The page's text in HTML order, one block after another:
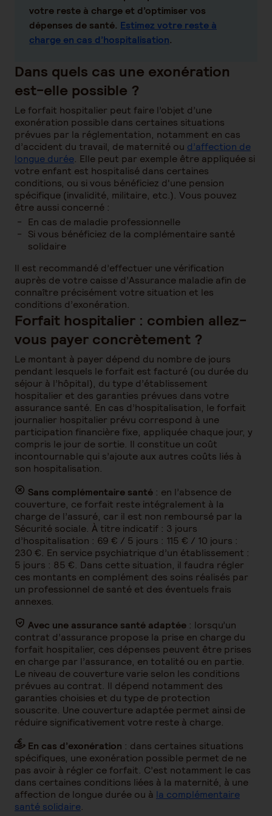
votre reste à charge et d’optimiser vos
dépenses de santé. Estimez votre reste à
charge en cas d’hospitalisation.
Dans quels cas une exonération
est-elle possible ?
Le forfait hospitalier peut faire l’objet d’une
exonération possible dans certaines situations
prévues par la réglementation, notamment en cas
d’accident du travail, de maternité ou d’affection de
longue durée. Elle peut par exemple être appliquée si
votre enfant est hospitalisé dans certaines
conditions, ou si vous bénéficiez d'une pension
spécifique (invalidité, militaire, etc.). Vous pouvez
être aussi concerné :
En cas de maladie professionnelle
Si vous bénéficiez de la complémentaire santé
solidaire
Il est recommandé d’effectuer une vérification
auprès de votre caisse d’Assurance maladie afin de
connaître précisément votre situation et les
conditions d’exonération.
Forfait hospitalier : combien allez-
vous payer concrètement ?
Le montant à payer dépend du nombre de jours
pendant lesquels le forfait est facturé (ou durée du
séjour à l’hôpital), du type d’établissement
hospitalier et des garanties prévues dans votre
assurance santé. En cas d’hospitalisation, le forfait
journalier hospitalier prévu correspond à une
participation financière fixe, appliquée chaque jour, y
compris le jour de sortie. Il constitue un coût
incontournable qui s’ajoute aux autres coûts liés à
son hospitalisation.
Sans complémentaire santé : en l’absence de
couverture, ce forfait reste intégralement à la
charge de l’assuré, car il est non remboursé par la
Sécurité sociale. À titre indicatif : 3 jours
d’hospitalisation : 69 € / 5 jours : 115 € / 10 jours :
230 €. En service psychiatrique d’un établissement :
5 jours : 85 €. Dans cette situation, il faudra régler
ces montants en complément des soins réalisés par
un professionnel de santé et des éventuels frais
annexes.
Avec une assurance santé adaptée : lorsqu’un
contrat d’assurance propose la prise en charge du
forfait hospitalier, ces dépenses peuvent être prises
en charge par l’assurance, en totalité ou en partie.
Le niveau de couverture varie selon les conditions
prévues au contrat. Il dépend notamment des
garanties choisies et du type de protection
souscrite. Une couverture adaptée permet ainsi de
réduire significativement votre reste à charge.
En cas d’exonération : dans certaines situations
spécifiques, une exonération possible permet de ne
pas avoir à régler ce forfait. C’est notamment le cas
dans certaines conditions liées à la maternité, à une
affection de longue durée ou à la complémentaire
santé solidaire.